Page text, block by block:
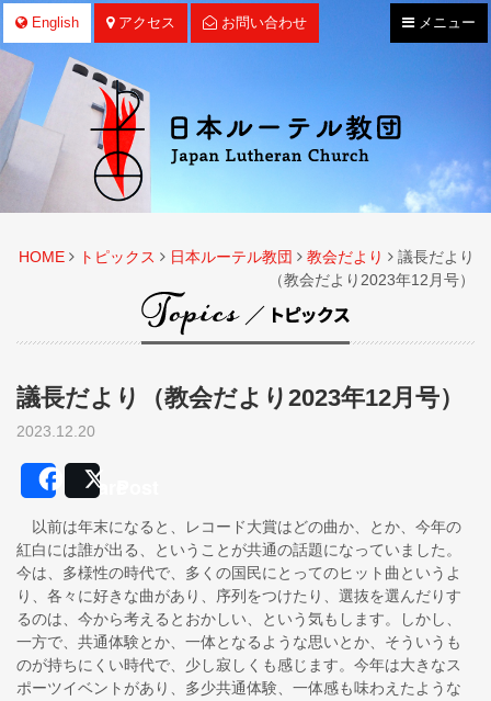
ナ
ビ
メニュー
English アクセス お問い合わせ
HOME トピックス 日本ルーテル教団 教会だより
議長だより
（教会だより2023年12月号）
議長だより（教会だより2023年12月号）
2023.12.20
Share
以前は年末になると、レコード大賞はどの曲か、とか、今年の
紅白には誰が出る、ということが共通の話題になっていました。
今は、多様性の時代で、多くの国民にとってのヒット曲というよ
り、各々に好きな曲があり、序列をつけたり、選抜を選んだりす
るのは、今から考えるとおかしい、という気もします。しかし、
一方で、共通体験とか、一体となるような思いとか、そういうも
のが持ちにくい時代で、少し寂しくも感じます。今年は大きなス
ポーツイベントがあり、多少共通体験、一体感も味わえたような